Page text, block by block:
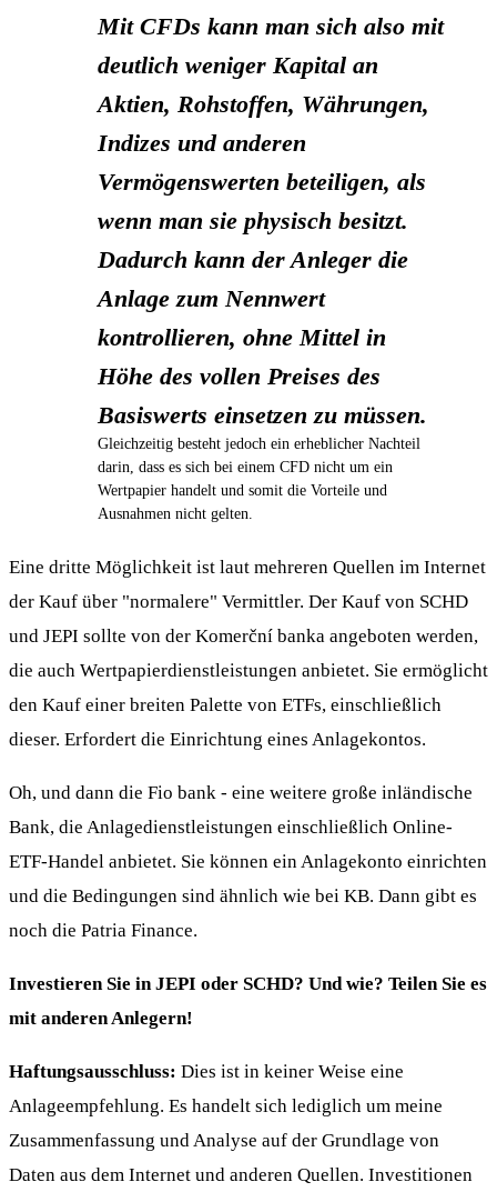
Mit CFDs kann man sich also mit
deutlich weniger Kapital an
Aktien, Rohstoffen, Währungen,
Indizes und anderen
Vermögenswerten beteiligen, als
wenn man sie physisch besitzt.
Dadurch kann der Anleger die
Anlage zum Nennwert
kontrollieren, ohne Mittel in
Höhe des vollen Preises des
Basiswerts einsetzen zu müssen.
Gleichzeitig besteht jedoch ein erheblicher Nachteil
darin, dass es sich bei einem CFD nicht um ein
Wertpapier handelt und somit die Vorteile und
Ausnahmen nicht gelten.
Eine dritte Möglichkeit ist laut mehreren Quellen im Internet
der Kauf über "normalere" Vermittler. Der Kauf von SCHD
und JEPI sollte von der Komerční banka angeboten werden,
die auch Wertpapierdienstleistungen anbietet. Sie ermöglicht
den Kauf einer breiten Palette von ETFs, einschließlich
dieser. Erfordert die Einrichtung eines Anlagekontos.
Oh, und dann die Fio bank - eine weitere große inländische
Bank, die Anlagedienstleistungen einschließlich Online-
ETF-Handel anbietet. Sie können ein Anlagekonto einrichten
und die Bedingungen sind ähnlich wie bei KB. Dann gibt es
noch die Patria Finance.
Investieren Sie in JEPI oder SCHD? Und wie? Teilen Sie es
mit anderen Anlegern!
Haftungsausschluss: Dies ist in keiner Weise eine
Anlageempfehlung. Es handelt sich lediglich um meine
Zusammenfassung und Analyse auf der Grundlage von
Daten aus dem Internet und anderen Quellen. Investitionen